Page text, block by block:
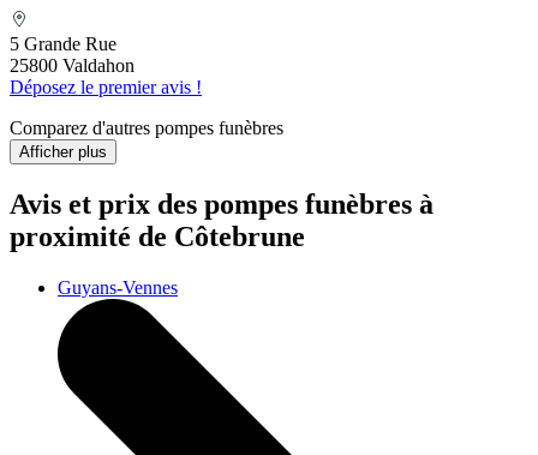
5 Grande Rue
25800 Valdahon
Déposez le premier avis !
Comparez d'autres pompes funèbres
Afficher plus
Avis et prix des pompes funèbres à
proximité de Côtebrune
Guyans-Vennes